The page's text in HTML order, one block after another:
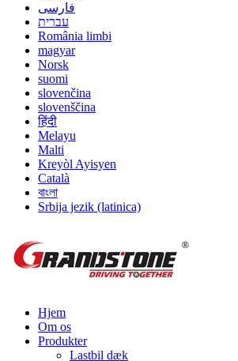
فارسی
עברית
România limbi
magyar
Norsk
suomi
slovenčina
slovenščina
हिंदी
Melayu
Malti
Kreyòl Ayisyen
Català
বাংলা
Srbija jezik (latinica)
Hjem
Om os
Produkter
Lastbil dæk